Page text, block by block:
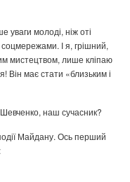
молоді, ніж оті
І я, грішний,
мистецтвом, лише кліпаю
Він має стати «близьким і
наш сучасник?
Майдану. Ось перший